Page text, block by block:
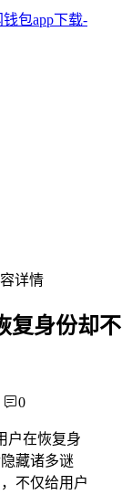
详情
复身份却不
0
户在恢复身
藏诸多谜
不仅给用户